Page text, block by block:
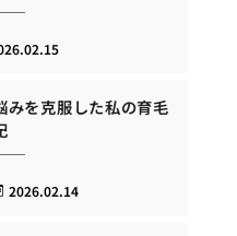
みを克服した私の育毛
2026.02.14